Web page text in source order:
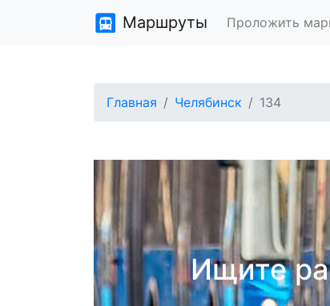
Маршруты Проложить
Главная Челябинск 134
Ищите